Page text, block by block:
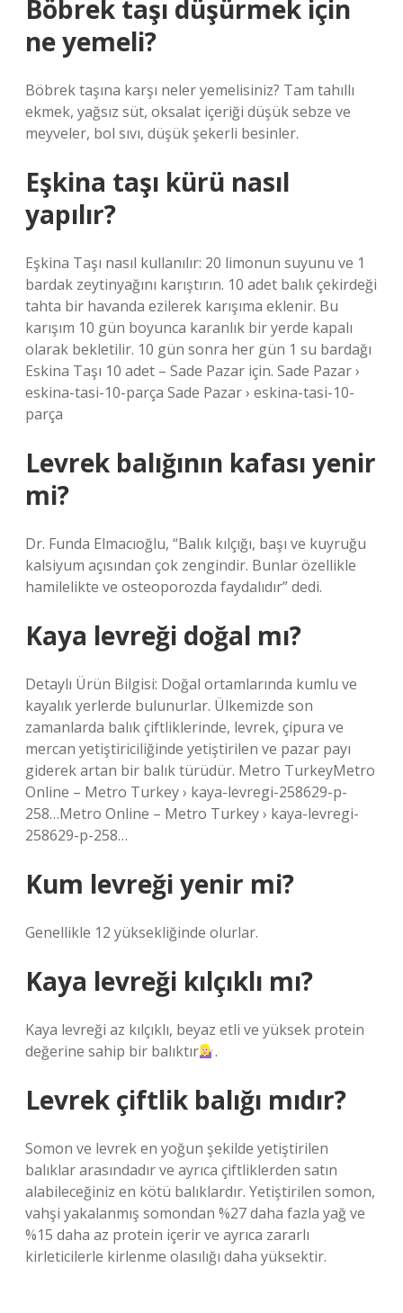
Böbrek taşı düşürmek için
ne yemeli?
Böbrek taşına karşı neler yemelisiniz? Tam tahıllı
ekmek, yağsız süt, oksalat içeriği düşük sebze ve
meyveler, bol sıvı, düşük şekerli besinler.
Eşkina taşı kürü nasıl
yapılır?
Eşkina Taşı nasıl kullanılır: 20 limonun suyunu ve 1
bardak zeytinyağını karıştırın. 10 adet balık çekirdeği
tahta bir havanda ezilerek karışıma eklenir. Bu
karışım 10 gün boyunca karanlık bir yerde kapalı
olarak bekletilir. 10 gün sonra her gün 1 su bardağı
Eskina Taşı 10 adet – Sade Pazar için. Sade Pazar ›
eskina-tasi-10-parça Sade Pazar › eskina-tasi-10-
parça
Levrek balığının kafası yenir
mi?
Dr. Funda Elmacıoğlu, “Balık kılçığı, başı ve kuyruğu
kalsiyum açısından çok zengindir. Bunlar özellikle
hamilelikte ve osteoporozda faydalıdır” dedi.
Kaya levreği doğal mı?
Detaylı Ürün Bilgisi: Doğal ortamlarında kumlu ve
kayalık yerlerde bulunurlar. Ülkemizde son
zamanlarda balık çiftliklerinde, levrek, çipura ve
mercan yetiştiriciliğinde yetiştirilen ve pazar payı
giderek artan bir balık türüdür. Metro TurkeyMetro
Online – Metro Turkey › kaya-levregi-258629-p-
258…Metro Online – Metro Turkey › kaya-levregi-
258629-p-258…
Kum levreği yenir mi?
Genellikle 12 yüksekliğinde olurlar.
Kaya levreği kılçıklı mı?
Kaya levreği az kılçıklı, beyaz etli ve yüksek protein
değerine sahip bir balıktır
.
Levrek çiftlik balığı mıdır?
Somon ve levrek en yoğun şekilde yetiştirilen
balıklar arasındadır ve ayrıca çiftliklerden satın
alabileceğiniz en kötü balıklardır. Yetiştirilen somon,
vahşi yakalanmış somondan %27 daha fazla yağ ve
%15 daha az protein içerir ve ayrıca zararlı
kirleticilerle kirlenme olasılığı daha yüksektir.